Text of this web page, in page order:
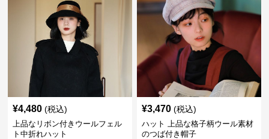
¥4,480 (税込)
上品なリボン付きウールフェル
ト中折れハット
¥3,470 (税込)
ハット 上品な格子柄ウール素材
のつば付き帽子